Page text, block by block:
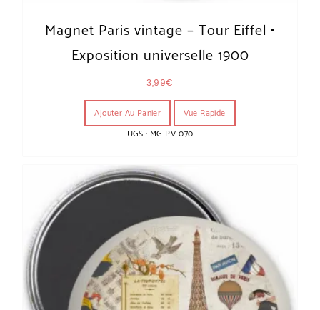
Magnet Paris vintage – Tour Eiffel •
Exposition universelle 1900
3,99€
Ajouter Au Panier
Vue Rapide
UGS : MG PV-070